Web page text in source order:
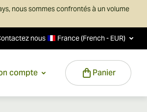
nous sommes confrontés à un volume
nous France (French - EUR)
compte
Panier